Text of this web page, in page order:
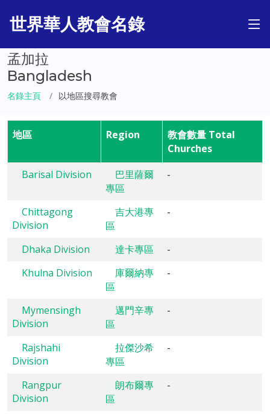
世界華人教會名錄
孟加拉
Bangladesh
名錄主頁 以地區搜尋教會
地區 Region
教會數量 Total
Churches
Barisal Division
巴里薩爾
專區
-
Chittagong
Division
吉大港專
區
-
Dhaka Division 達卡專區
-
Khulna Division
庫爾納專
區
-
Mymensingh
Division
邁門辛專
區
-
Rajshahi
Division
拉傑沙希
專區
-
Rangpur
Division
朗布爾專
區
-